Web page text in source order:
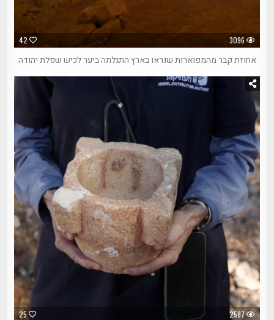
42 3096
אחוזת קבר מהמפוארות שנראו בארץ התגלתה ביער לכיש שפלת יהודה
25 2587